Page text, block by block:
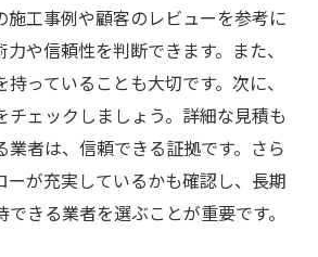
施工事例や顧客のレビューを参考に
や信頼性を判断できます。また、
っていることも大切です。次に、
チェックしましょう。詳細な見積も
業者は、信頼できる証拠です。さら
ーが充実しているかも確認し、長期
きる業者を選ぶことが重要です。